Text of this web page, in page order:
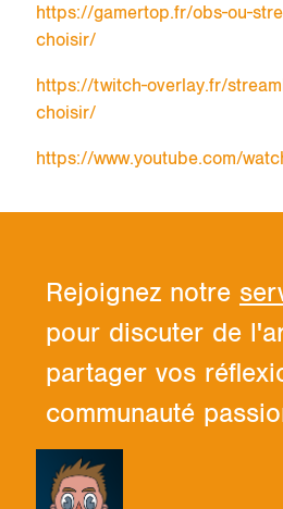
https://gamertop.fr/obs-ou-
choisir/
https://twitch-overlay.fr/
choisir/
https://www.youtube.com/
Rejoignez notre
pour discuter de
partager vos
communauté